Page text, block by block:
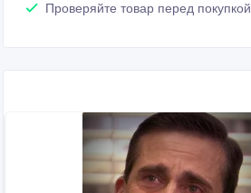
Проверяйте товар перед покупкой